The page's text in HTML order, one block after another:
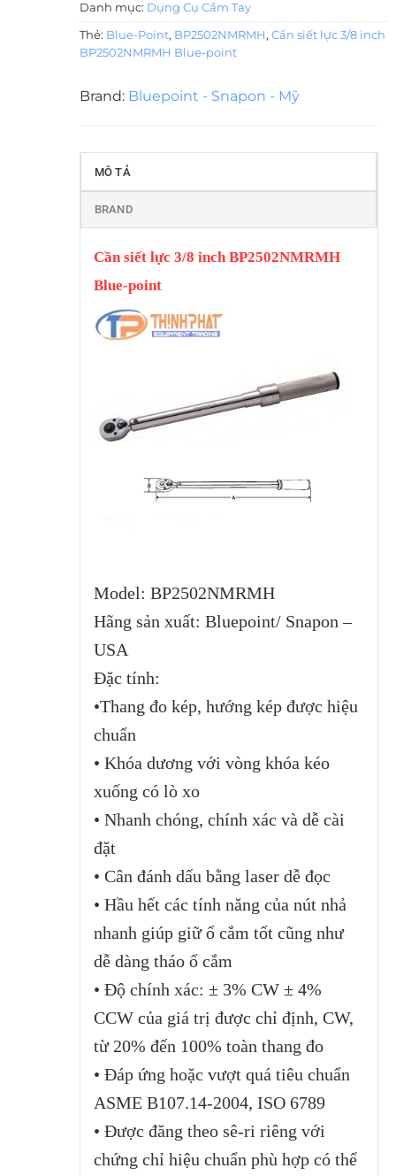
Danh mục: Dụng Cụ Cầm Tay
Thẻ: Blue-Point, BP2502NMRMH, Cần siết lực 3/8 inch
BP2502NMRMH Blue-point
Brand: Bluepoint - Snapon - Mỹ
MÔ TẢ
BRAND
Cần siết lực 3/8 inch BP2502NMRMH
Blue-point
Model: BP2502NMRMH
Hãng sản xuất: Bluepoint/ Snapon –
USA
Đặc tính:
•Thang đo kép, hướng kép được hiệu
chuẩn
• Khóa dương với vòng khóa kéo
xuống có lò xo
• Nhanh chóng, chính xác và dễ cài
đặt
• Cân đánh dấu bằng laser dễ đọc
• Hầu hết các tính năng của nút nhả
nhanh giúp giữ ổ cắm tốt cũng như
dễ dàng tháo ổ cắm
• Độ chính xác: ± 3% CW ± 4%
CCW của giá trị được chỉ định, CW,
từ 20% đến 100% toàn thang đo
• Đáp ứng hoặc vượt quá tiêu chuẩn
ASME B107.14-2004, ISO 6789
• Được đăng theo sê-ri riêng với
chứng chỉ hiệu chuẩn phù hợp có thể